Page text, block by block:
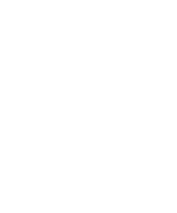
前妻V姐（郑秀文 饰）。前妻变上司，夜场秒
hopin